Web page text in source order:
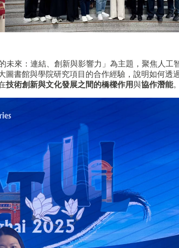
來：連結、創新與影響力」為主題，聚焦人工
圖書館與學院研究項目的合作經驗，說明如何透
技術創新與文化發展之間的橋樑作用與協作潛能。